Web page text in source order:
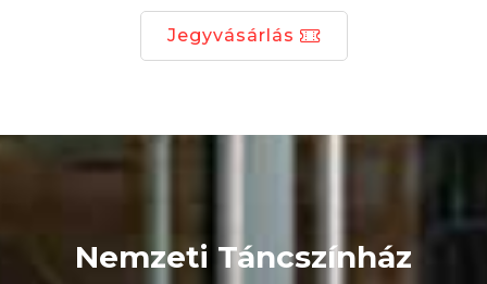
Jegyvásárlás
Nemzeti Táncszínház